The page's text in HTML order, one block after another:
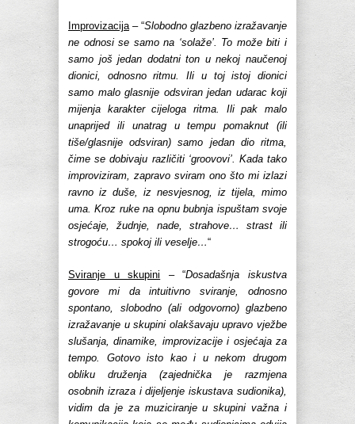
Improvizacija – “Slobodno glazbeno izražavanje
ne odnosi se samo na ‘solaže’. To može biti i
samo još jedan dodatni ton u nekoj naučenoj
dionici, odnosno ritmu. Ili u toj istoj dionici
samo malo glasnije odsviran jedan udarac koji
mijenja karakter cijeloga ritma. Ili pak malo
unaprijed ili unatrag u tempu pomaknut (ili
tiše/glasnije odsviran) samo jedan dio ritma,
čime se dobivaju različiti ‘groovovi’. Kada tako
improviziram, zapravo sviram ono što mi izlazi
ravno iz duše, iz nesvjesnog, iz tijela, mimo
uma. Kroz ruke na opnu bubnja ispuštam svoje
osjećaje, žudnje, nade, strahove… strast ili
strogoću… spokoj ili veselje…“
Sviranje u skupini – “Dosadašnja iskustva
govore mi da intuitivno sviranje, odnosno
spontano, slobodno (ali odgovorno) glazbeno
izražavanje u skupini olakšavaju upravo vježbe
slušanja, dinamike, improvizacije i osjećaja za
tempo. Gotovo isto kao i u nekom drugom
obliku druženja (zajednička je razmjena
osobnih izraza i dijeljenje iskustava sudionika),
vidim da je za muziciranje u skupini važna i